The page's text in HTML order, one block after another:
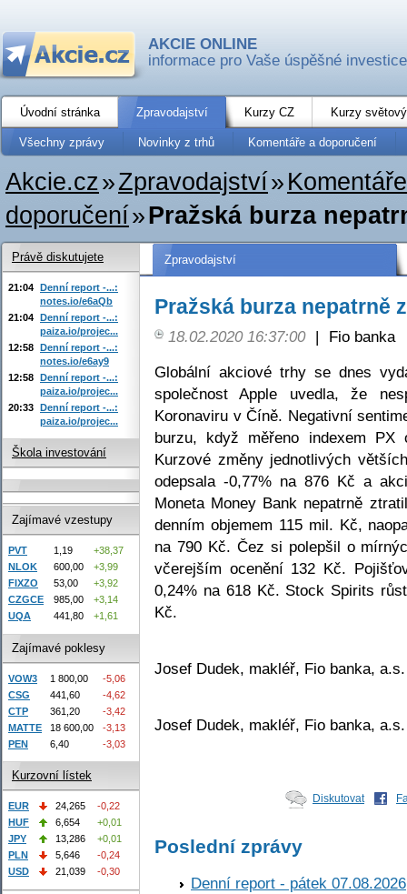
AKCIE ONLINE
informace pro Vaše úspěšné investice
Úvodní stránka Zpravodajství Kurzy CZ Kurzy
Všechny zprávy Novinky z trhů Komentáře a doporučení
Akcie.cz»Zpravodajství»
doporučení»Pražská burza
Zpravodajství
Pražská burza nepatrně
18.02.2020 16:37:00 |
Fio banka
Globální akciové trhy se dnes
společnost Apple uvedla, že
Koronaviru v Číně. Negativní
burzu, když měřeno indexem
Kurzové změny jednotlivých
odepsala -0,77% na 876 Kč a
Moneta Money Bank nepatrně
denním objemem 115 mil. Kč,
na 790 Kč. Čez si polepšil o
včerejším ocenění 132 Kč.
0,24% na 618 Kč. Stock Spirits
Kč.
Josef Dudek, makléř, Fio banka, a.s.
Josef Dudek, makléř, Fio banka, a.s.
Diskutovat
Poslední zprávy
Denní report - pátek 07.08.2026
Právě diskutujete
21:04 Denní report -...:
notes.io/e6aQb
21:04 Denní report -...:
paiza.io/projec...
12:58 Denní report -...:
notes.io/e6ay9
12:58 Denní report -...:
paiza.io/projec...
20:33 Denní report -...:
paiza.io/projec...
Škola investování
Zajímavé vzestupy
PVT 1,19
+38,37
NLOK
600,00
+3,99
FIXZO
53,00
+3,92
CZGCE
985,00
+3,14
UQA
441,80 +1,61
Zajímavé poklesy
VOW3 1 800,00
-5,06
CSG
441,60
-4,62
CTP
361,20
-3,42
MATTE
18 600,00
-3,13
PEN
6,40 -3,03
Kurzovní lístek
EUR 24,265
-0,22
HUF
6,654
+0,01
JPY
13,286
+0,01
PLN
5,646
-0,24
USD
21,039 -0,30